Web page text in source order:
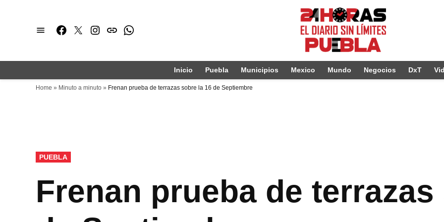
Facebook
TwitterInstagram
issuuWhatsapp
Inicio Puebla Municipios Mexico Mundo Negocios DxT
Home » Minuto a minuto » Frenan prueba de terrazas sobre la 16 de Septiembre
PUBLICADO
EN
PUEBLA
Frenan prueba de